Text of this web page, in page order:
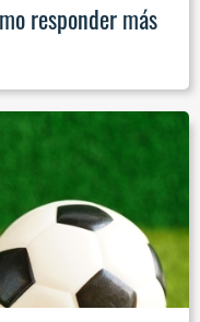
responder más